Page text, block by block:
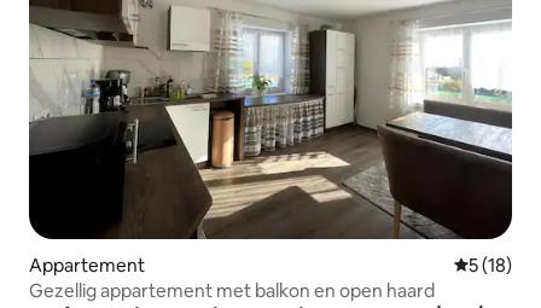
Appartement
5 (18)
Gezellig appartement met balkon en open haard